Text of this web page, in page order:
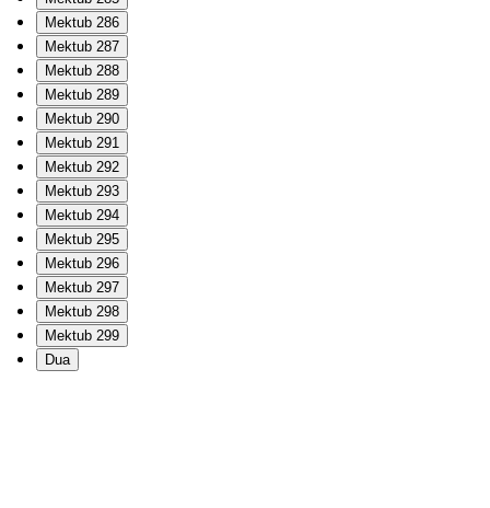
Mektub 286
Mektub 287
Mektub 288
Mektub 289
Mektub 290
Mektub 291
Mektub 292
Mektub 293
Mektub 294
Mektub 295
Mektub 296
Mektub 297
Mektub 298
Mektub 299
Dua